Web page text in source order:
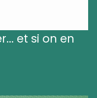
et si on en